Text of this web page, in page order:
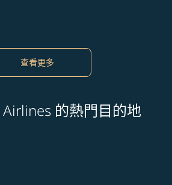
查看更多
Airlines 的熱門目的地